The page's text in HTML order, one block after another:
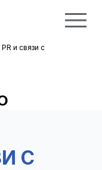
PR и связи с
С